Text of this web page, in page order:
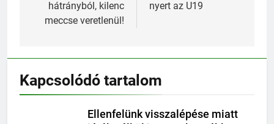
hátrányból, kilenc
meccse veretlenül!
nyert az U19
Kapcsolódó tartalom
Ellenfelünk visszalépése miatt